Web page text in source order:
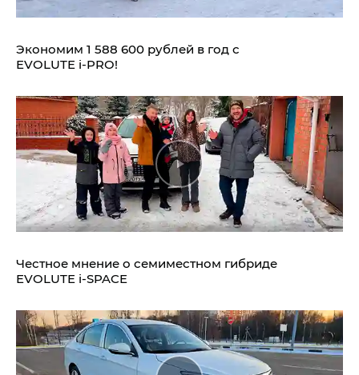
Экономим 1 588 600 рублей в год с
EVOLUTE i‑PRO!
Честное мнение о семиместном гибриде
EVOLUTE i‑SPACE